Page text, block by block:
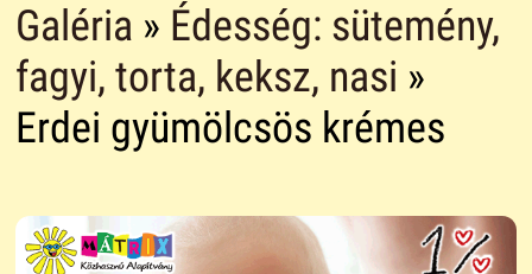
Galéria » Édesség: sütemény,
fagyi, torta, keksz, nasi »
Erdei gyümölcsös krémes